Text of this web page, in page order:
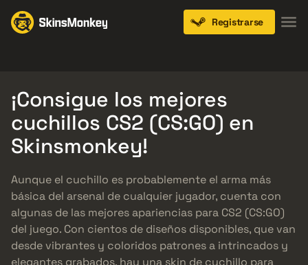
Registrarse
¡Consigue los mejores
cuchillos CS2 (CS:GO) en
Skinsmonkey!
Aunque el cuchillo es probablemente el arma más
básica del arsenal de cualquier jugador, cuenta con
algunas de las mejores apariencias para CS2 (CS:GO)
del juego. Con cientos de diseños disponibles, que van
desde vibrantes y coloridos patrones a intrincados y
elegantes grabados, hay una skin de cuchillo para